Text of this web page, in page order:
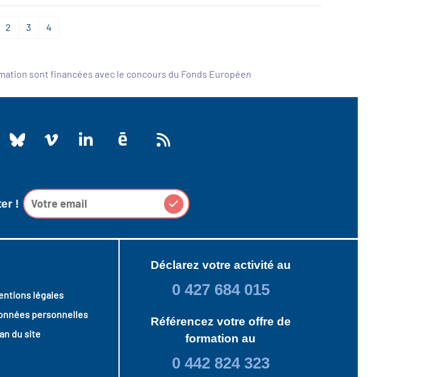
2 3 4
sont financées avec le concours du Fonds Européen
!
légales
personnelles
du site
Déclarez votre activité au
0 427 684 015
Référencez votre offre de
formation au
0 442 824 323